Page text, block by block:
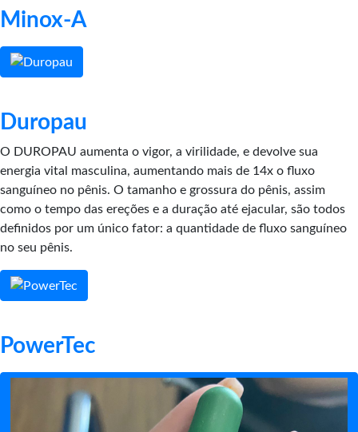
Minox-A
Duropau
O DUROPAU aumenta o vigor, a virilidade, e devolve sua
energia vital masculina, aumentando mais de 14x o fluxo
sanguíneo no pênis. O tamanho e grossura do pênis, assim
como o tempo das ereções e a duração até ejacular, são todos
definidos por um único fator: a quantidade de fluxo sanguíneo
no seu pênis.
PowerTec